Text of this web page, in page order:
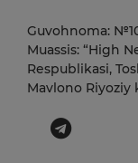
Guvohnoma:
Muassis: “High
Respublikasi,
Mavlono Riyoziy